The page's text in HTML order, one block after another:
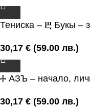
Тениска – Ⰱ Букы –
30,17 € (59.00 лв.)
Ⰰ АЗЪ – начало,
30,17 € (59.00 лв.)